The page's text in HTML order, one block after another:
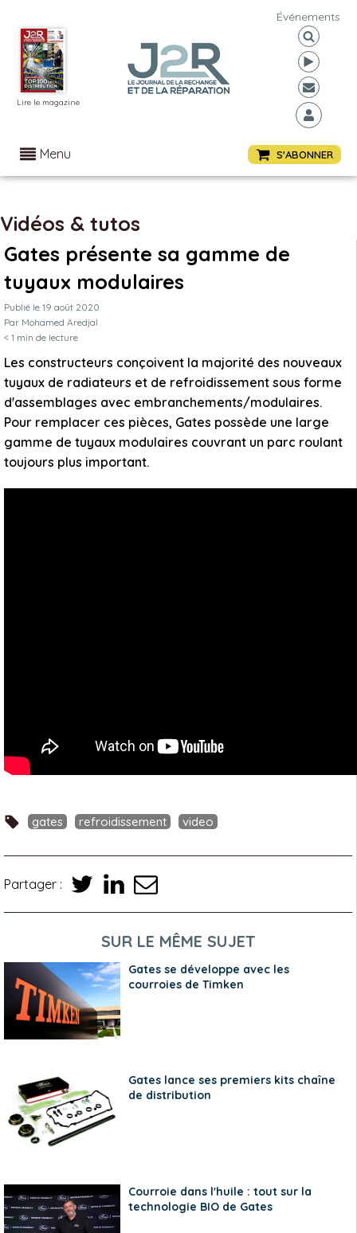
Lire le magazine
Événements
Menu S'ABONNER
Vidéos & tutos
Gates présente sa gamme de
tuyaux modulaires
Publié le 19 août 2020
Par Mohamed Aredjal
< 1 min de lecture
Les constructeurs conçoivent la majorité des nouveaux
tuyaux de radiateurs et de refroidissement sous forme
d'assemblages avec embranchements/modulaires.
Pour remplacer ces pièces, Gates possède une large
gamme de tuyaux modulaires couvrant un parc roulant
toujours plus important.
gates refroidissement video
Partager :
SUR LE MÊME SUJET
Gates se développe avec les
courroies de Timken
Gates lance ses premiers kits chaîne
de distribution
Courroie dans l'huile : tout sur la
technologie BIO de Gates